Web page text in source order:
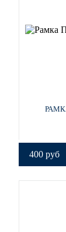
400 руб